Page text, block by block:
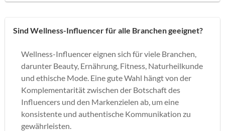
Sind Wellness-Influencer für alle Branchen geeignet?
Wellness-Influencer eignen sich für viele Branchen,
darunter Beauty, Ernährung, Fitness, Naturheilkunde
und ethische Mode. Eine gute Wahl hängt von der
Komplementarität zwischen der Botschaft des
Influencers und den Markenzielen ab, um eine
konsistente und authentische Kommunikation zu
gewährleisten.